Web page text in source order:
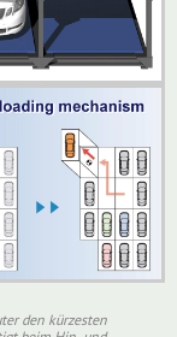
den kürzesten